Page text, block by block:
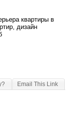
квартиры в
дизайн
Email This Link